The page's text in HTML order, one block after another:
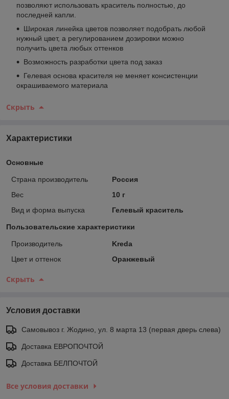
позволяют использовать краситель полностью, до
последней капли.
Широкая линейка цветов позволяет подобрать любой
нужный цвет, а регулированием дозировки можно
получить цвета любых оттенков
Возможность разработки цвета под заказ
Гелевая основа красителя не меняет консистенции
окрашиваемого материала
Скрыть
Характеристики
Основные
Страна производитель
Россия
Вес
10 г
Вид и форма выпуска
Гелевый краситель
Пользовательские характеристики
Производитель
Kreda
Цвет и оттенок
Оранжевый
Скрыть
Условия доставки
Самовывоз г. Жодино, ул. 8 марта 13 (первая дверь слева)
Доставка ЕВРОПОЧТОЙ
Доставка БЕЛПОЧТОЙ
Все условия доставки